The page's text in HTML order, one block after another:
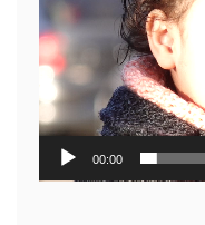
video
00:00